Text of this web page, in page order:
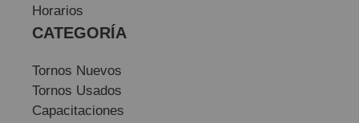
Horarios
CATEGORÍA
Tornos Nuevos
Tornos Usados
Capacitaciones